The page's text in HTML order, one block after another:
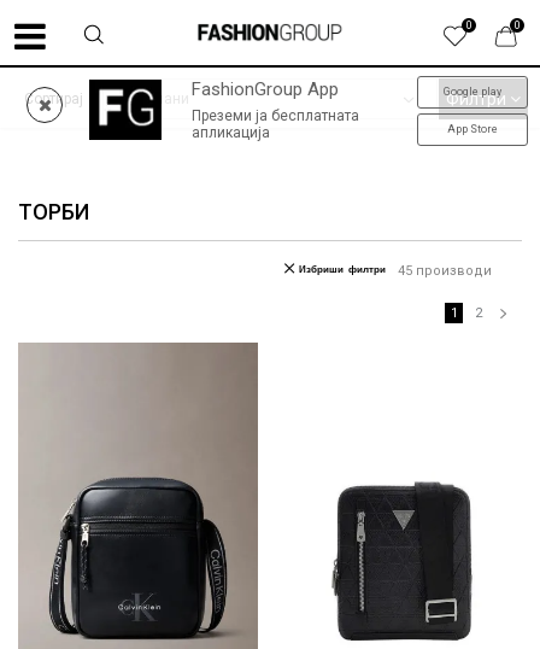
0
0
FashionGroup App
Преземи ја бесплатната
апликација
Google play
App Store
ФИНАЛНО НАМАЛУВАЊЕ до -60% | колекција пролет-лето '26
ТОРБИ
Сортирај Филтри
45 производи
Избриши филтри
1 2